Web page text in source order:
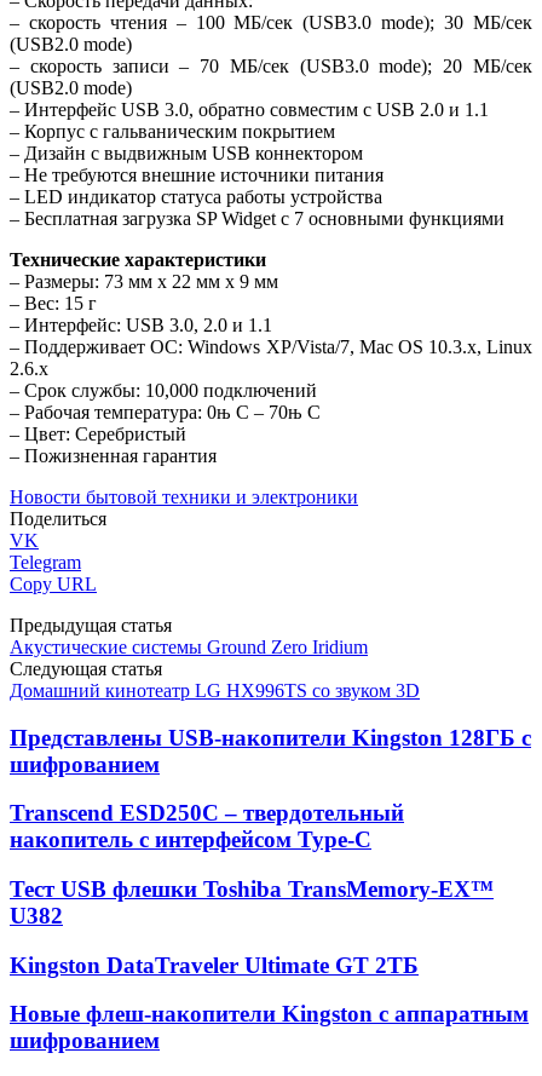
– скорость чтения – 100 МБ/сек (USB3.0 mode); 30 МБ/сек
(USB2.0 mode)
– скорость записи – 70 МБ/сек (USB3.0 mode); 20 МБ/сек
(USB2.0 mode)
– Интерфейс USB 3.0, обратно совместим с USB 2.0 и 1.1
– Корпус с гальваническим покрытием
– Дизайн с выдвижным USB коннектором
– Не требуются внешние источники питания
– LED индикатор статуса работы устройства
– Бесплатная загрузка SP Widget с 7 основными функциями
Технические характеристики
– Размеры: 73 мм x 22 мм x 9 мм
– Вес: 15 г
– Интерфейс: USB 3.0, 2.0 и 1.1
– Поддерживает ОС: Windows XP/Vista/7, Mac OS 10.3.x, Linux
2.6.x
– Срок службы: 10,000 подключений
– Рабочая температура: 0њ C – 70њ C
– Цвет: Серебристый
– Пожизненная гарантия
Новости бытовой техники и электроники
Поделиться
VK
Telegram
Copy URL
Предыдущая статья
Акустические системы Ground Zero Iridium
Следующая статья
Домашний кинотеатр LG HX996TS со звуком 3D
Представлены USB-накопители Kingston 128ГБ с
шифрованием
Transcend ESD250C – твердотельный
накопитель с интерфейсом Type-C
Тест USB флешки Toshiba TransMemory-EX™
U382
Kingston DataTraveler Ultimate GT 2ТБ
Новые флеш-накопители Kingston c аппаратным
шифрованием